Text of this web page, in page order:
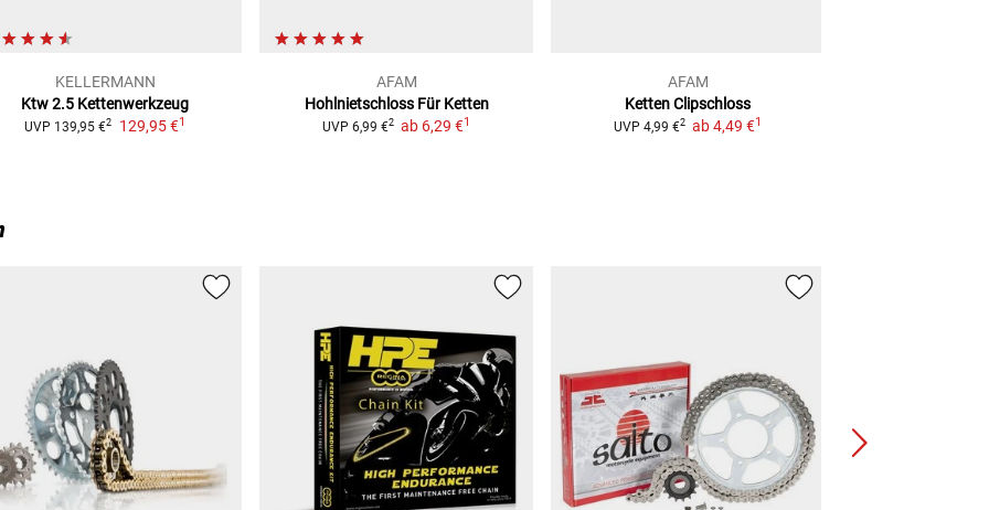
KELLERMANN
Ktw 2.5 Kettenwerkzeug
UVP 139,95 €2 129,95 €1
AFAM
Hohlnietschloss Für Ketten
UVP 6,99 €2 ab 6,29 €1
AFAM
Ketten Clipschloss
UVP 4,99 €2 ab4,49 €1